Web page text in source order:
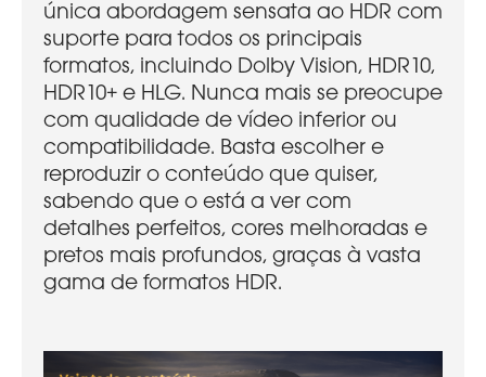
única abordagem sensata ao HDR com
suporte para todos os principais
formatos, incluindo Dolby Vision, HDR10,
HDR10+ e HLG. Nunca mais se preocupe
com qualidade de vídeo inferior ou
compatibilidade. Basta escolher e
reproduzir o conteúdo que quiser,
sabendo que o está a ver com
detalhes perfeitos, cores melhoradas e
pretos mais profundos, graças à vasta
gama de formatos HDR.